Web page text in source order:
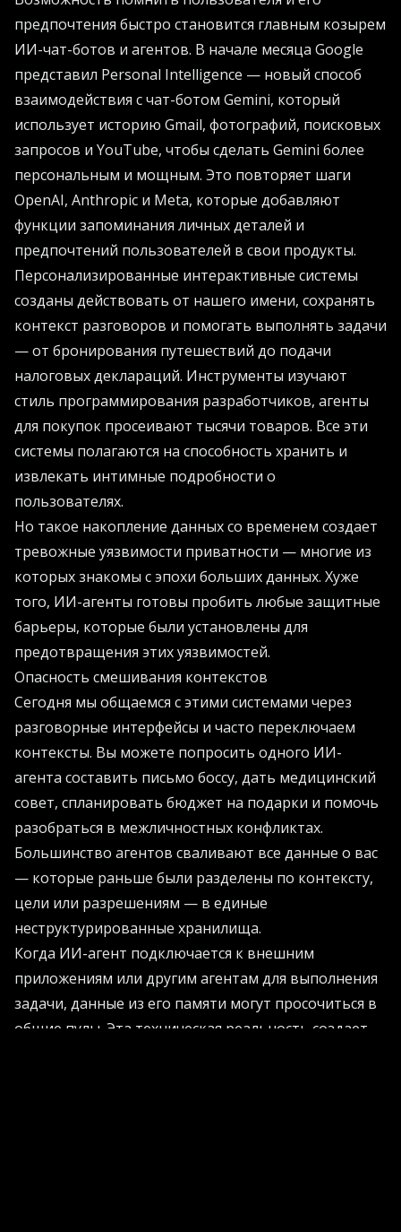
предпочтения быстро становится главным козырем
ИИ-чат-ботов и агентов. В начале месяца Google
представил Personal Intelligence — новый способ
взаимодействия с чат-ботом Gemini, который
использует историю Gmail, фотографий, поисковых
запросов и YouTube, чтобы сделать Gemini более
персональным и мощным. Это повторяет шаги
OpenAI, Anthropic и Meta, которые добавляют
функции запоминания личных деталей и
предпочтений пользователей в свои продукты.
Персонализированные интерактивные системы
созданы действовать от нашего имени, сохранять
контекст разговоров и помогать выполнять задачи
— от бронирования путешествий до подачи
налоговых деклараций. Инструменты изучают
стиль программирования разработчиков, агенты
для покупок просеивают тысячи товаров. Все эти
системы полагаются на способность хранить и
извлекать интимные подробности о
пользователях.
Но такое накопление данных со временем создает
тревожные уязвимости приватности — многие из
которых знакомы с эпохи больших данных. Хуже
того, ИИ-агенты готовы пробить любые защитные
барьеры, которые были установлены для
предотвращения этих уязвимостей.
Опасность смешивания контекстов
Сегодня мы общаемся с этими системами через
разговорные интерфейсы и часто переключаем
контексты. Вы можете попросить одного ИИ-
агента составить письмо боссу, дать медицинский
совет, спланировать бюджет на подарки и помочь
разобраться в межличностных конфликтах.
Большинство агентов сваливают все данные о вас
— которые раньше были разделены по контексту,
цели или разрешениям — в единые
неструктурированные хранилища.
Когда ИИ-агент подключается к внешним
приложениям или другим агентам для выполнения
задачи, данные из его памяти могут просочиться в
общие пулы. Эта техническая реальность создает